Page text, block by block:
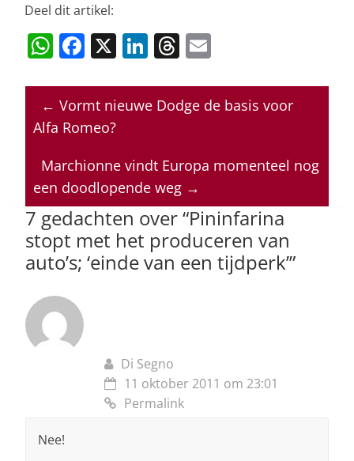
Deel dit artikel:
W
at
s
p
p
F
c
e
o
o
k
X Li
k
e
n
T
re
a
s
ai
l
← Vormt nieuwe Dodge de basis voor
Alfa Romeo?
Marchionne vindt Europa momenteel nog
een doodlopende weg →
7 gedachten over “Pininfarina
stopt met het produceren van
auto’s; ‘einde van een tijdperk’”
Di Segno
11 oktober 2011 om 23:01
Permalink
Nee!